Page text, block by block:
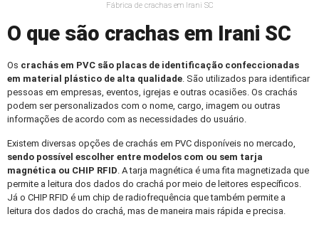
Fábrica de crachas em Irani SC
O que são crachas em Irani SC
Os crachás em PVC são placas de identificação confeccionadas
em material plástico de alta qualidade. São utilizados para identificar
pessoas em empresas, eventos, igrejas e outras ocasiões. Os crachás
podem ser personalizados com o nome, cargo, imagem ou outras
informações de acordo com as necessidades do usuário.
Existem diversas opções de crachás em PVC disponíveis no mercado,
sendo possível escolher entre modelos com ou sem tarja
magnética ou CHIP RFID. A tarja magnética é uma fita magnetizada que
permite a leitura dos dados do crachá por meio de leitores específicos.
Já o CHIP RFID é um chip de radiofrequência que também permite a
leitura dos dados do crachá, mas de maneira mais rápida e precisa.